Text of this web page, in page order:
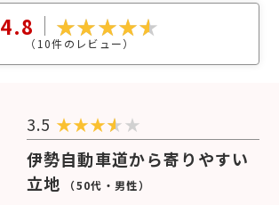
4.8
（ 10件のレビュー）
3.5 ★★★
★
伊勢自動車道から寄りやすい
立地 （50代・男性）